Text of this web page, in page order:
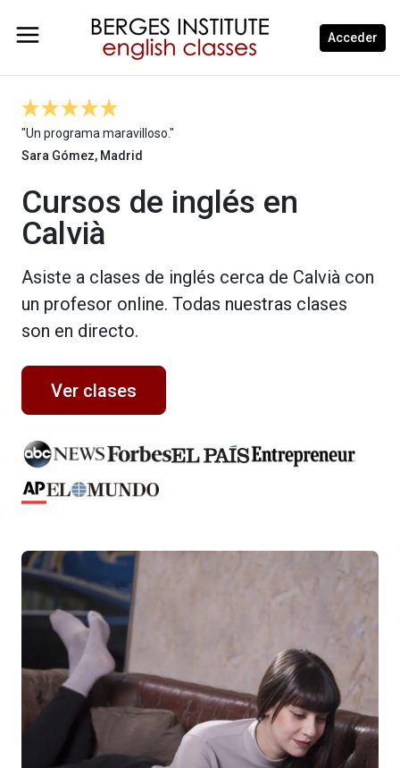
Acceder
"Un programa maravilloso."
Sara Gómez, Madrid
Cursos de inglés en
Calvià
Asiste a clases de inglés cerca de Calvià con
un profesor online. Todas nuestras clases
son en directo.
Ver clases